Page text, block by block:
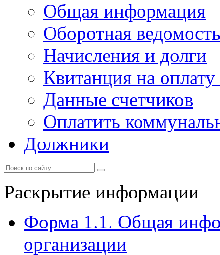
Общая информация
Оборотная ведомость
Начисления и долги
Квитанция на
Данные счетчиков
Оплатить
Должники
Раскрытие информации
Форма 1.1. Общая
организации